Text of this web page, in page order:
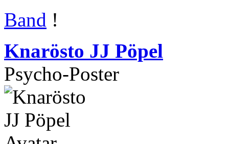
Band !
Knarösto JJ Pöpel
Psycho-Poster